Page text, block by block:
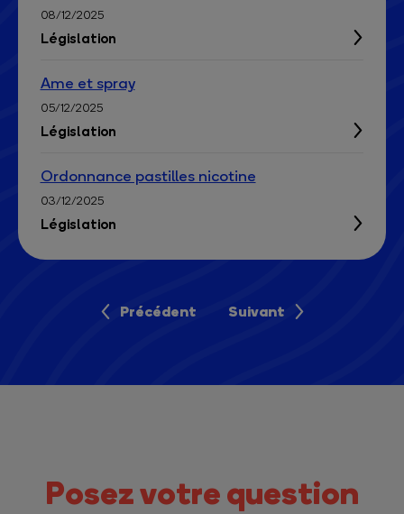
08/12/2025
Législation
Ame et spray
05/12/2025
Législation
Ordonnance pastilles nicotine
03/12/2025
Législation
Précédent Suivant
Posez votre question